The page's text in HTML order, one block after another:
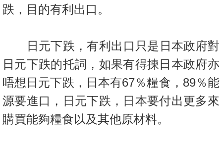
公
業
手
冊
關
於
跌，目的有利出口。
日元下跌，有利出口只是日本政府對
日元下跌的托詞，如果有得揀日本政府亦
唔想日元下跌，日本有67％糧食，89％能
源要進口， 日元下跌，日本要付出更多來
購買能夠糧食以及其他原材料。